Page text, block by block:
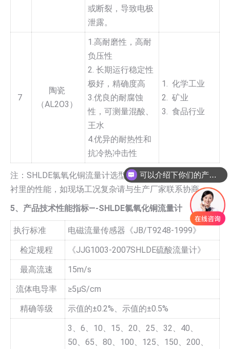
或断裂，导致电极
泄露。
7
陶瓷
（AL2O3）
1.高耐磨性，高耐
负压性
2. 长期运行稳定性
极好，精确度高
3.优良的耐腐蚀
性，可测量混酸、
王水
4.优异的耐热性和
抗冷热冲击性
1. 化学工业
2. 矿业
3. 食品行业
注：SHLDE氯氧化铜流量计选型前应充分了解各种电极和
衬里的性能，如现场工况复杂请与生产厂家联系协商。
5、产品技术性能指标—-SHLDE氯氧化铜流量计
执行标准
电磁流量传感器《JB/T9248-1999》
检定规程
《JJG1003-2007SHLDE硫酸流量计》
最高流速
15m/s
流体电导率
≥5µS/cm
精确等级
示值的±0.2%、示值的±0.5%
3、6、10、15、20、25、32、40、
50、65、80、100、125、150、200、
可以介绍下你们的产品么
你们是怎么收费的呢